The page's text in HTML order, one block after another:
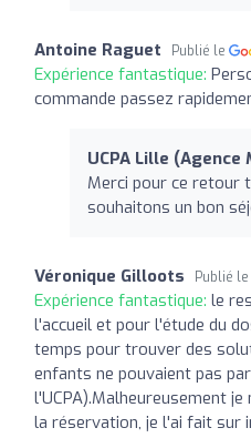
Antoine Raguet Publié le
Expérience fantastique:
commande passez
UCPA Lille
Merci pour ce retour
souhaitons un bon
Véronique Gilloots Publié le
Expérience fantastique: le
l'accueil et pour l'étude du
temps pour trouver des
enfants ne pouvaient pas
l'UCPA).Malheureusement
la réservation, je l'ai fait sur